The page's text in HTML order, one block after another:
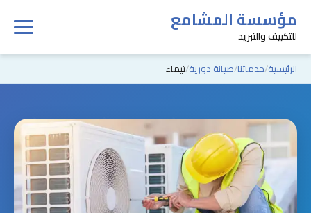
مؤسسة المشامع
للتكييف والتبريد
الرئيسية خدماتنا صيانة دورية تيماء